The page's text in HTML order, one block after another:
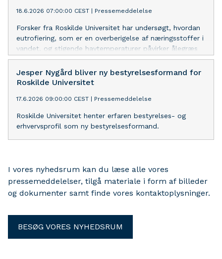
18.6.2026 07:00:00 CEST Pressemeddelelse
Forsker fra Roskilde Universitet har undersøgt, hvordan
eutrofiering, som er en overberigelse af næringsstoffer i
vandet, og stigende havtemperaturer påvirker ålegræs
og udledning af gasser som lattergas, nitrogenoxid og
svovlbrinte.
Jesper Nygård bliver ny bestyrelsesformand for
Roskilde Universitet
17.6.2026 09:00:00 CEST Pressemeddelelse
Roskilde Universitet henter erfaren bestyrelses- og
erhvervsprofil som ny bestyrelsesformand.
I vores nyhedsrum kan du læse alle vores
pressemeddelelser, tilgå materiale i form af billeder
og dokumenter samt finde vores kontaktoplysninger.
BESØG VORES NYHEDSRUM